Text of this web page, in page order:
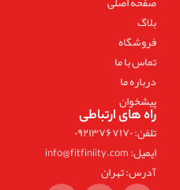
بلاگ
فروشگاه
تماس با ما
درباره ما
پیشخوان
راه های ارتباطی
تلفن: ۰۹۲۱۳۷۶۷۱۷۰
ایمیل: info@fitfiniity.com
آدرس: تهران